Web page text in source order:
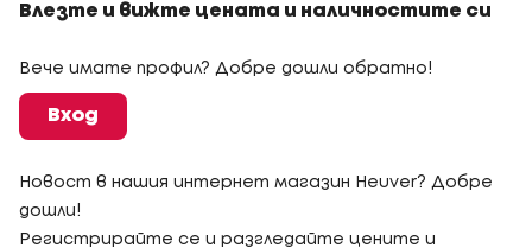
Влезте и вижте цената и наличностите си
Вече имате профил? Добре дошли обратно!
Вход
Новост в нашия интернет магазин Heuver? Добре
дошли!
Регистрирайте се и разгледайте цените и